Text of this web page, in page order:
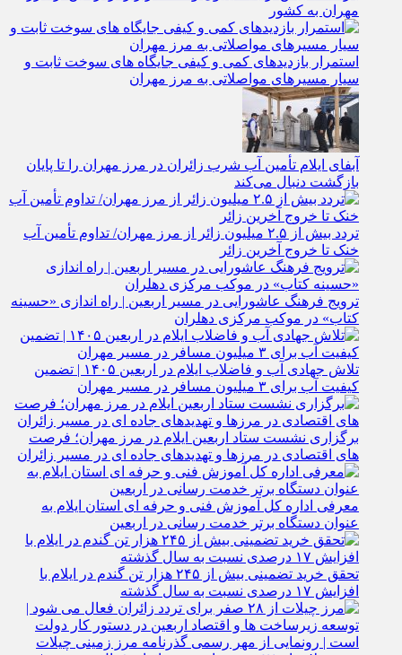
مهران به کشور
استمرار بازدیدهای کمی و کیفی جایگاه‌ های سوخت ثابت و
سیار مسیرهای مواصلاتی به مرز مهران
آبفای ایلام تأمین آب شرب زائران در مرز مهران را تا پایان
بازگشت دنبال می‌کند
تردد بیش از ۲.۵ میلیون زائر از مرز مهران/ تداوم تأمین آب
خنک تا خروج آخرین زائر
ترویج فرهنگ عاشورایی در مسیر اربعین | راه‌ اندازی «حسینه
کتاب» در موکب مرکزی دهلران
تلاش جهادی آب و فاضلاب ایلام در اربعین ۱۴۰۵ | تضمین
کیفیت آب برای ۳ میلیون مسافر در مسیر مهران
برگزاری نشست ستاد اربعین ایلام در مرز مهران؛ فرصت‌
های اقتصادی در مرزها و تهدیدهای جاده‌ ای در مسیر زائران
معرفی اداره کل آموزش فنی و حرفه‌ ای استان ایلام به‌
عنوان دستگاه برتر خدمت‌ رسانی در اربعین
تحقق خرید تضمینی بیش از ۲۴۵ هزار تن گندم در ایلام با
افزایش ۱۷ درصدی نسبت به سال گذشته